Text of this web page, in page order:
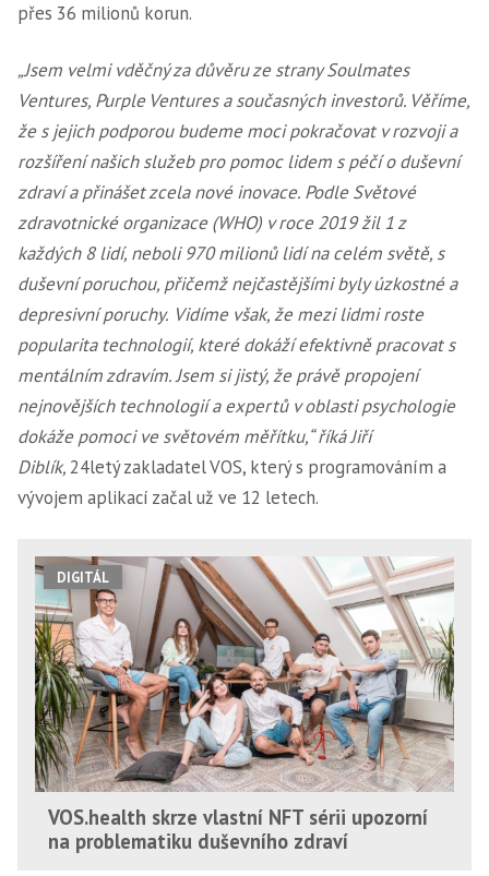
přes 36 milionů korun.
„Jsem velmi vděčný za důvěru ze strany Soulmates
Ventures, Purple Ventures a současných investorů. Věříme,
že s jejich podporou budeme moci pokračovat v rozvoji a
rozšíření našich služeb pro pomoc lidem s péčí o duševní
zdraví a přinášet zcela nové inovace. Podle Světové
zdravotnické organizace (WHO) v roce 2019 žil 1 z
každých 8 lidí, neboli 970 milionů lidí na celém světě, s
duševní poruchou, přičemž nejčastějšími byly úzkostné a
depresivní poruchy. Vidíme však, že mezi lidmi roste
popularita technologií, které dokáží efektivně pracovat s
mentálním zdravím. Jsem si jistý, že právě propojení
nejnovějších technologií a expertů v oblasti psychologie
dokáže pomoci ve světovém měřítku,“ říká Jiří
Diblík,24letý zakladatel VOS, který s programováním a
vývojem aplikací začal už ve 12 letech.
DIGITÁL
VOS.health skrze vlastní NFT sérii upozorní
na problematiku duševního zdraví